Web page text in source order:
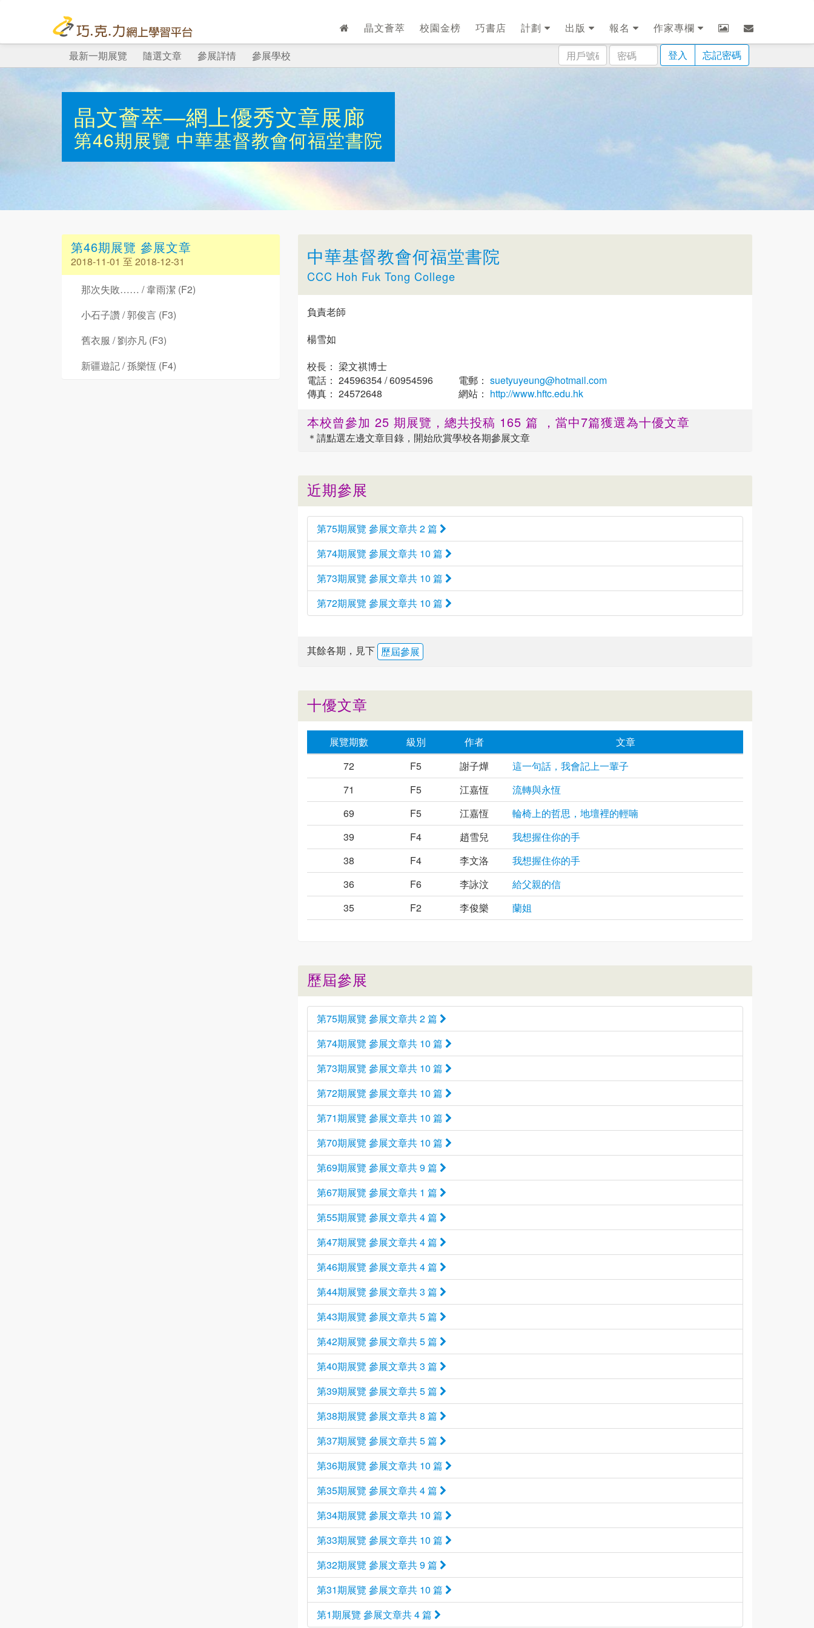
晶文薈萃 校園金榜 巧書店 計劃 出版 報名
作家專欄
用
戶
密
碼
登入 忘記密碼
最新一期展覽 隨選文章 參展詳情 參展學校
晶文薈萃—網上優秀文章展廊
第46期展覽 中華基督教會何福堂書院
第46期展覽 參展文章
2018-11-01 至 2018-12-31
那次失敗…… / 韋雨潔 (F2)
小石子讚 / 郭俊言 (F3)
舊衣服 / 劉亦凡 (F3)
新疆遊記 / 孫樂恆 (F4)
中華基督教會何福堂書院
CCC Hoh Fuk Tong College
負責老師
楊雪如
校長： 梁文祺博士
電話： 24596354 / 60954596
傳真： 24572648
電郵： suetyuyeung@hotmail.com
網站： http://www.hftc.edu.hk
本校曾參加 25 期展覽，總共投稿 165 篇 ，當中7篇獲選為十優文章
＊請點選左邊文章目錄，開始欣賞學校各期參展文章
近期參展
第75期展覽 參展文章共 2 篇
第74期展覽 參展文章共 10 篇
第73期展覽 參展文章共 10 篇
第72期展覽 參展文章共 10 篇
其餘各期，見下 歷屆參展
十優文章
展覽期數 級別 作者
文章
72
F5 謝子燁
這一句話，我會記上一輩子
71
F5 江嘉恆
流轉與永恆
69
F5 江嘉恆
輪椅上的哲思，地壇裡的輕喃
39
F4 趙雪兒
我想握住你的手
38
F4 李文洛
我想握住你的手
36
F6 李詠汶
給父親的信
35
F2 李俊樂 蘭姐
歷屆參展
第75期展覽 參展文章共 2 篇
第74期展覽 參展文章共 10 篇
第73期展覽 參展文章共 10 篇
第72期展覽 參展文章共 10 篇
第71期展覽 參展文章共 10 篇
第70期展覽 參展文章共 10 篇
第69期展覽 參展文章共 9 篇
第67期展覽 參展文章共 1 篇
第55期展覽 參展文章共 4 篇
第47期展覽 參展文章共 4 篇
第46期展覽 參展文章共 4 篇
第44期展覽 參展文章共 3 篇
第43期展覽 參展文章共 5 篇
第42期展覽 參展文章共 5 篇
第40期展覽 參展文章共 3 篇
第39期展覽 參展文章共 5 篇
第38期展覽 參展文章共 8 篇
第37期展覽 參展文章共 5 篇
第36期展覽 參展文章共 10 篇
第35期展覽 參展文章共 4 篇
第34期展覽 參展文章共 10 篇
第33期展覽 參展文章共 10 篇
第32期展覽 參展文章共 9 篇
第31期展覽 參展文章共 10 篇
第1期展覽 參展文章共 4 篇